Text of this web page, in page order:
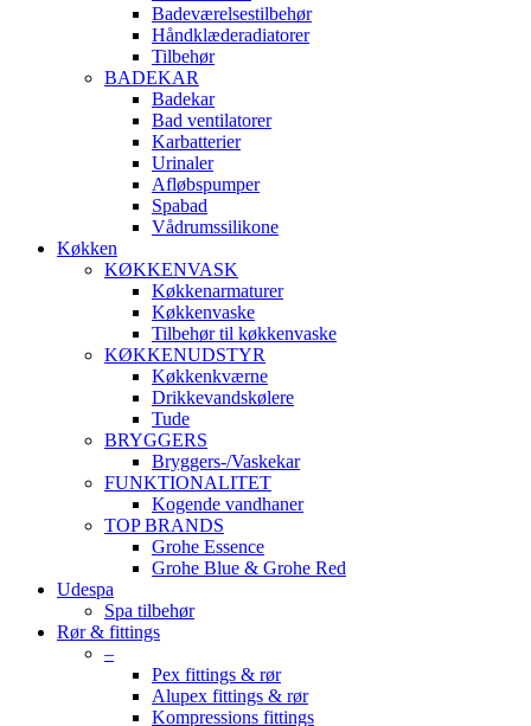
Badeværelsestilbehør
Håndklæderadiatorer
Tilbehør
BADEKAR
Badekar
Bad ventilatorer
Karbatterier
Urinaler
Afløbspumper
Spabad
Vådrumssilikone
Køkken
KØKKENVASK
Køkkenarmaturer
Køkkenvaske
Tilbehør til køkkenvaske
KØKKENUDSTYR
Køkkenkværne
Drikkevandskølere
Tude
BRYGGERS
Bryggers-/Vaskekar
FUNKTIONALITET
Kogende vandhaner
TOP BRANDS
Grohe Essence
Grohe Blue & Grohe Red
Udespa
Spa tilbehør
Rør & fittings
–
Pex fittings & rør
Alupex fittings & rør
Kompressions fittings